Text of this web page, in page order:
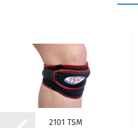
2101 TSM